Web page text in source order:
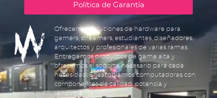
Política de Garantía
Ofrecemos soluciones de hardware para
gamers, streamers, estudiantes, diseñadores,
arquitectos y profesionales de varias ramas.
Entregamos productos de gama alta y
ofrecemos el soporte necesario para cada
necesidad. Ensamblamos computadoras con
componentes de calidad, potencia y
rendimiento.